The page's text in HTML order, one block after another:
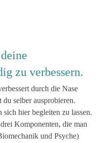
zu verbessern.
durch die Nase
selber ausprobieren.
hier begleiten zu lassen.
Komponenten, die man
und Psyche)